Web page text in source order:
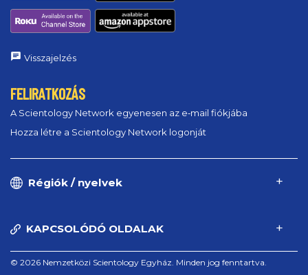
Visszajelzés
FELIRATKOZÁS
A Scientology Network egyenesen az e‑mail fiókjába
Hozza létre a Scientology Network logonját
Régiók / nyelvek
KAPCSOLÓDÓ OLDALAK
© 2026 Nemzetközi Scientology Egyház. Minden jog fenntartva.